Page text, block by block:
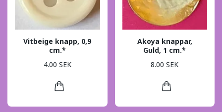
Vitbeige knapp, 0,9
cm.*
4.00 SEK
Akoya knappar,
Guld, 1 cm.*
8.00 SEK